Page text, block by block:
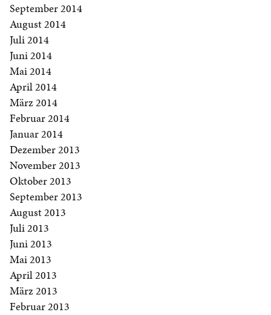
September 2014
August 2014
Juli 2014
Juni 2014
Mai 2014
April 2014
März 2014
Februar 2014
Januar 2014
Dezember 2013
November 2013
Oktober 2013
September 2013
August 2013
Juli 2013
Juni 2013
Mai 2013
April 2013
März 2013
Februar 2013